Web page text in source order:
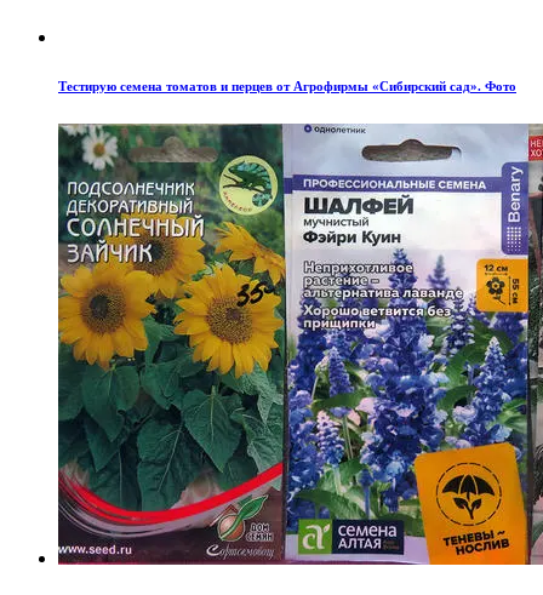
Тестирую семена томатов и перцев от Агрофирмы «Сибирский сад». Фото